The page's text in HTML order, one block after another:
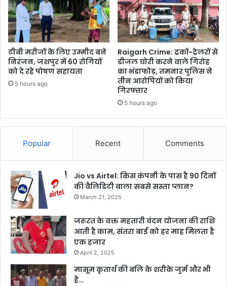
टीबी मरीजों के लिए उम्मीद बने
निरंजन, जशपुर में 60 रोगियों
को दे रहे पोषण सहायता
5 hours ago
Raigarh Crime: ट्रकों-ट्रेलरों से
डीजल चोरी करने वाले गिरोह
का भंडाफोड़, तमनार पुलिस ने
तीन आरोपियों को किया
गिरफ्तार
5 hours ago
Popular Recent Comments
Jio vs Airtel: किस कंपनी के पास है 90 दिनों
की वैलिडिटी वाला सबसे सस्ता प्लान?
March 21, 2025
जरूरत के वक्त महतारी वंदन योजना की राशि
आती है काम, संतरा बाई को हर माह मिलता है
एक हजार
April 2, 2025
मासूम कृतार्थ की बलि के शरीके जुर्म और भी
हैं…